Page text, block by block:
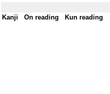
Kanji On reading Kun reading